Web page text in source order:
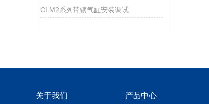
CLM2系列带锁气缸安装调试
关于我们 产品中心